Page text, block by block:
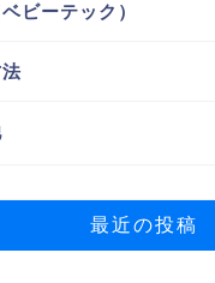
ビーテック）
最近の投稿